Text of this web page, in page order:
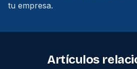
tu empresa.
Artículos